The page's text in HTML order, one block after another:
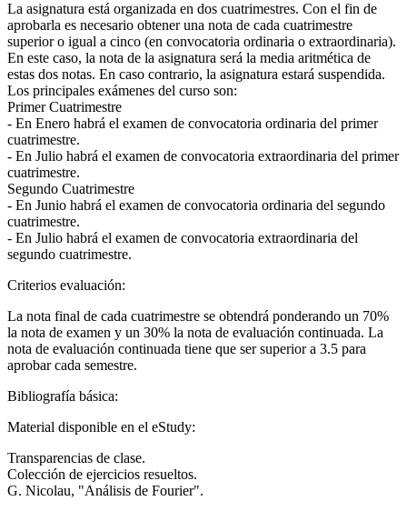
La asignatura está organizada en dos cuatrimestres. Con el fin de
aprobarla es necesario obtener una nota de cada cuatrimestre
superior o igual a cinco (en convocatoria ordinaria o extraordinaria).
En este caso, la nota de la asignatura será la media aritmética de
estas dos notas. En caso contrario, la asignatura estará suspendida.
Los principales exámenes del curso son:
Primer Cuatrimestre
- En Enero habrá el examen de convocatoria ordinaria del primer
cuatrimestre.
- En Julio habrá el examen de convocatoria extraordinaria del primer
cuatrimestre.
Segundo Cuatrimestre
- En Junio habrá el examen de convocatoria ordinaria del segundo
cuatrimestre.
- En Julio habrá el examen de convocatoria extraordinaria del
segundo cuatrimestre.
Criterios evaluación:
La nota final de cada cuatrimestre se obtendrá ponderando un 70%
la nota de examen y un 30% la nota de evaluación continuada. La
nota de evaluación continuada tiene que ser superior a 3.5 para
aprobar cada semestre.
Bibliografía básica:
Material disponible en el eStudy:
Transparencias de clase.
Colección de ejercicios resueltos.
G. Nicolau, "Análisis de Fourier".